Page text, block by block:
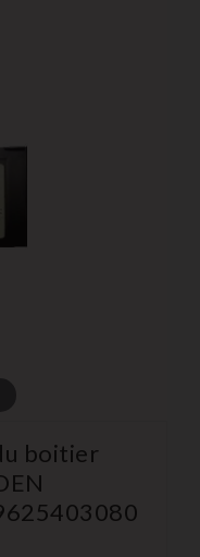
boitier